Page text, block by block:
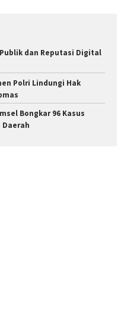
dan Reputasi Digital
Polri Lindungi Hak
Bongkar 96 Kasus
Daerah